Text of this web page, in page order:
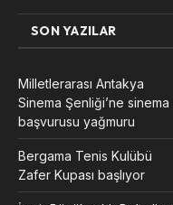
SON YAZILAR
Milletlerarası Antakya
Sinema Şenliği’ne sinema
başvurusu yağmuru
Bergama Tenis Kulübü
Zafer Kupası başlıyor